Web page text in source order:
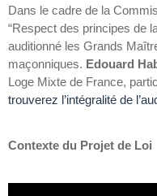
Dans le cadre de la
“Respect des principes de
auditionné les Grands
maçonniques. Edouard
Loge Mixte de France,
trouverez l’intégralité de
Contexte du Projet de Loi